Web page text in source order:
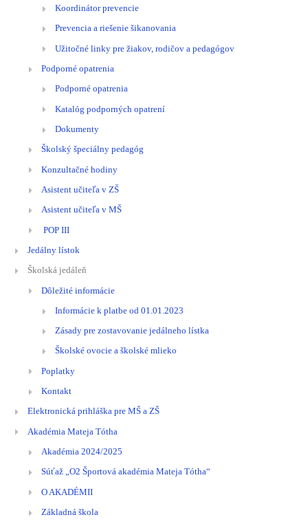
Koordinátor prevencie
Prevencia a riešenie šikanovania
Užitočné linky pre žiakov, rodičov a pedagógov
Podporné opatrenia
Podporné opatrenia
Katalóg podporných opatrení
Dokumenty
Školský špeciálny pedagóg
Konzultačné hodiny
Asistent učiteľa v ZŠ
Asistent učiteľa v MŠ
POP III
Jedálny lístok
Školská jedáleň
Dôležité informácie
Informácie k platbe od 01.01.2023
Zásady pre zostavovanie jedálneho lístka
Školské ovocie a školské mlieko
Poplatky
Kontakt
Elektronická prihláška pre MŠ a ZŠ
Akadémia Mateja Tótha
Akadémia 2024/2025
Súťaž „O2 Športová akadémia Mateja Tótha“
O AKADÉMII
Základná škola